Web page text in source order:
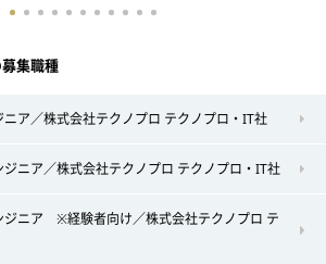
集職種
ニア／株式会社テクノプロ テクノプロ・IT社
ジニア／株式会社テクノプロ テクノプロ・IT社
ジニア ※経験者向け／株式会社テクノプロ テ